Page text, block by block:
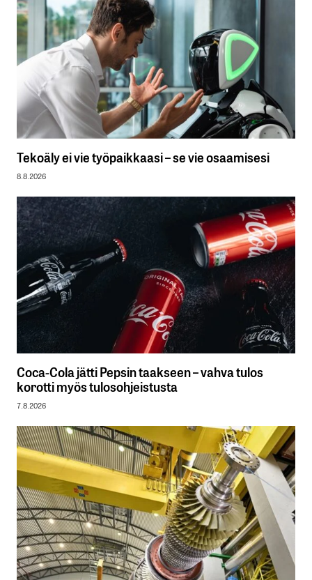
Tekoäly ei vie työpaikkaasi – se vie osaamisesi
8.8.2026
Coca-Cola jätti Pepsin taakseen – vahva tulos
korotti myös tulosohjeistusta
7.8.2026